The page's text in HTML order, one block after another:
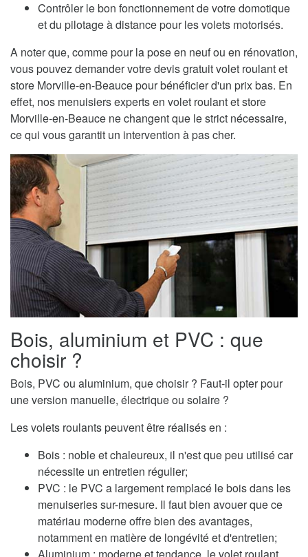
Contrôler le bon fonctionnement de votre domotique
et du pilotage à distance pour les volets motorisés.
A noter que, comme pour la pose en neuf ou en rénovation,
vous pouvez demander votre devis gratuit volet roulant et
store Morville-en-Beauce pour bénéficier d'un prix bas. En
effet, nos menuisiers experts en volet roulant et store
Morville-en-Beauce ne changent que le strict nécessaire,
ce qui vous garantit un intervention à pas cher.
Bois, aluminium et PVC : que
choisir ?
Bois, PVC ou aluminium, que choisir ? Faut-il opter pour
une version manuelle, électrique ou solaire ?
Les volets roulants peuvent être réalisés en :
Bois : noble et chaleureux, il n'est que peu utilisé car
nécessite un entretien régulier;
PVC : le PVC a largement remplacé le bois dans les
menuiseries sur-mesure. Il faut bien avouer que ce
matériau moderne offre bien des avantages,
notamment en matière de longévité et d'entretien;
Aluminium : moderne et tendance, le volet roulant